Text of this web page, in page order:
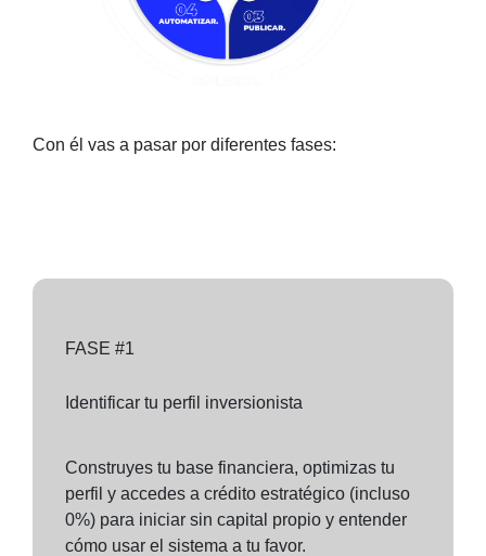
Con él vas a pasar por diferentes fases:
FASE #1
Identificar tu perfil inversionista
Construyes tu base financiera, optimizas tu
perfil y accedes a crédito estratégico (incluso
0%) para iniciar sin capital propio y entender
cómo usar el sistema a tu favor.